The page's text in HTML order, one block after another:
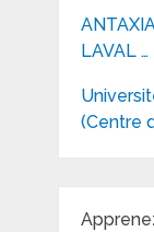
LAVAL …
(Centre